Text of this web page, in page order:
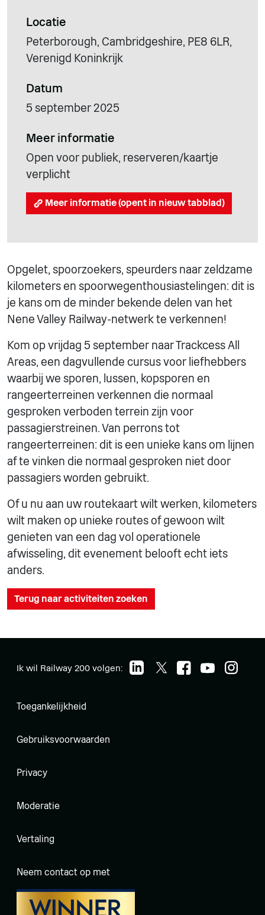
Locatie
Peterborough, Cambridgeshire, PE8 6LR,
Verenigd Koninkrijk
Datum
5 september 2025
Meer informatie
Open voor publiek, reserveren/kaartje
verplicht
Meer informatie (opent in nieuw tabblad)
Opgelet, spoorzoekers, speurders naar zeldzame
kilometers en spoorwegenthousiastelingen: dit is
je kans om de minder bekende delen van het
Nene Valley Railway-netwerk te verkennen!
Kom op vrijdag 5 september naar Trackcess All
Areas, een dagvullende cursus voor liefhebbers
waarbij we sporen, lussen, kopsporen en
rangeerterreinen verkennen die normaal
gesproken verboden terrein zijn voor
passagierstreinen. Van perrons tot
rangeerterreinen: dit is een unieke kans om lijnen
af te vinken die normaal gesproken niet door
passagiers worden gebruikt.
Of u nu aan uw routekaart wilt werken, kilometers
wilt maken op unieke routes of gewoon wilt
genieten van een dag vol operationele
afwisseling, dit evenement belooft echt iets
anders.
Terug naar activiteiten zoeken
Ik wil Railway 200 volgen:
Toegankelijkheid
Gebruiksvoorwaarden
Privacy
Moderatie
Vertaling
Neem contact op met